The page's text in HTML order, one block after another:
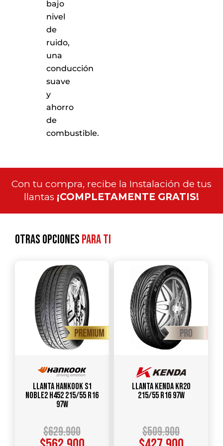
bajo
nivel
de
ruido,
una
conducción
suave
y
ahorro
de
combustible.
Con tu compra, recibe la Instalación de tus
llantas ¡COMPLETAMENTE GRATIS!
Otras opcionespara ti
Llanta HANKOOK S1
Noble2 H452 215/55 R16
97W
$629.900
Llanta KENDA KR20
215/55 R16 97W
$509.900